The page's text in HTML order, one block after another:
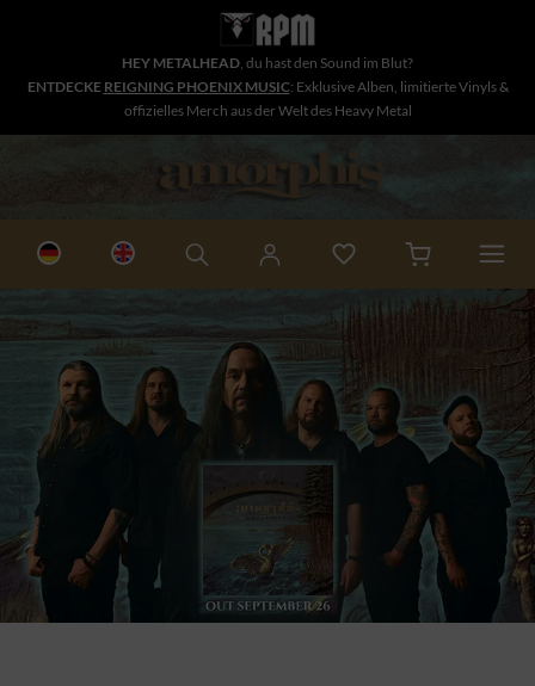
HEY METALHEAD, du hast den Sound im Blut?
ENTDECKE REIGNING PHOENIX MUSIC: Exklusive Alben, limitierte Vinyls &
offizielles Merch aus der Welt des Heavy Metal